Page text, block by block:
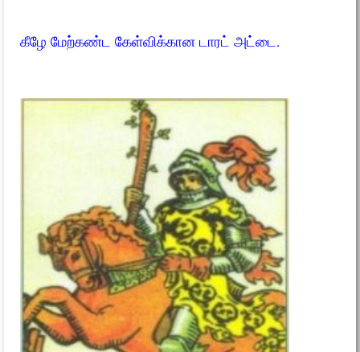
கீழே மேற்கண்ட கேள்விக்கான டாரட் அட்டை.